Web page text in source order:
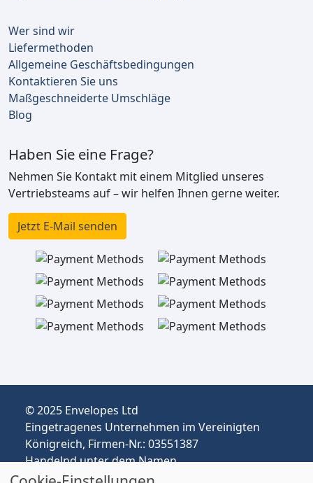
Wer sind wir
Liefermethoden
Allgemeine Geschäftsbedingungen
Kontaktieren Sie uns
Maßgeschneiderte Umschläge
Blog
Haben Sie eine Frage?
Nehmen Sie Kontakt mit einem Mitglied unseres
Vertriebsteams auf – wir helfen Ihnen gerne weiter.
Jetzt E-Mail senden
© 2025 Envelopes Ltd
Eingetragenes Unternehmen im Vereinigten
Königreich, Firmen-Nr.: 03551387
Handelnd unter dem Namen
envelopespackaging.de | Versand vom